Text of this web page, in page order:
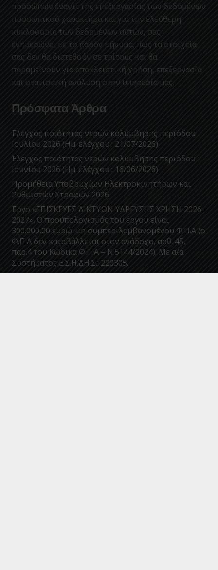
προσώπων έναντι της επεξεργασίας των δεδομένων
προσωπικού χαρακτήρα και για την ελεύθερη
κυκλοφορία των δεδομένων αυτών, σας
ενημερώνει με το παρόν μήνυμα, πως τα στοιχεία
σας δεν θα διατεθούν σε τρίτους και θα
παραμείνουν για αποκλειστική χρήση, επεξεργασία
και στατιστική ανάλυση στην υπηρεσία μας.
Πρόσφατα Άρθρα
Έλεγχος ποιότητας νερών κολύμβησης περιόδου
Ιουλίου 2026 (Ημ. ελέγχου : 21/07/2026)
Έλεγχος ποιότητας νερών κολύμβησης περιόδου
Ιουνίου 2026 (Ημ. ελέγχου : 16/06/2026)
Προμήθεια Υποβρυχίων Ηλεκτροκινητήρων και
Ρυθμιστών Στροφών 2026
Έργο «ΕΠΙΣΚΕΥΕΣ ΔΙΚΤΥΩΝ ΥΔΡΕΥΣΗΣ ΧΡΗΣΗ 2026-
2027», Ο προϋπολογισμός του έργου είναι
300.000,00 ευρώ, μη συμπεριλαμβανομένου Φ.Π.Α (ο
Φ.Π.Α δεν καταβάλλεται στον ανάδοχο, αρθ. 45,
παρ.4 του Κώδικα Φ.Π.Α – Ν.5144/2024). Με α/α
Συστήματος Ε.Σ.Η.ΔΗ.Σ.: 220305.